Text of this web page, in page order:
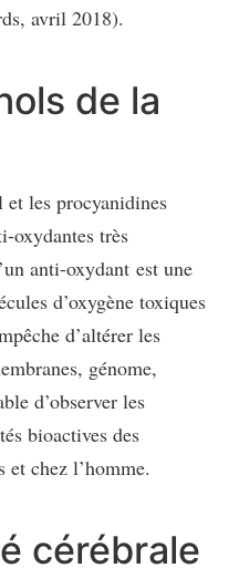
avril 2018).
de la
les procyanidines
oxydantes très
anti-oxydant est une
d’oxygène toxiques
d’altérer les
génome,
d’observer les
bioactives des
et chez l’homme.
cérébrale